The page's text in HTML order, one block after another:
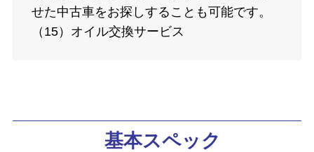
せた中古車をお探しすることも可能です。
（15）オイル交換サービス
基本スペック